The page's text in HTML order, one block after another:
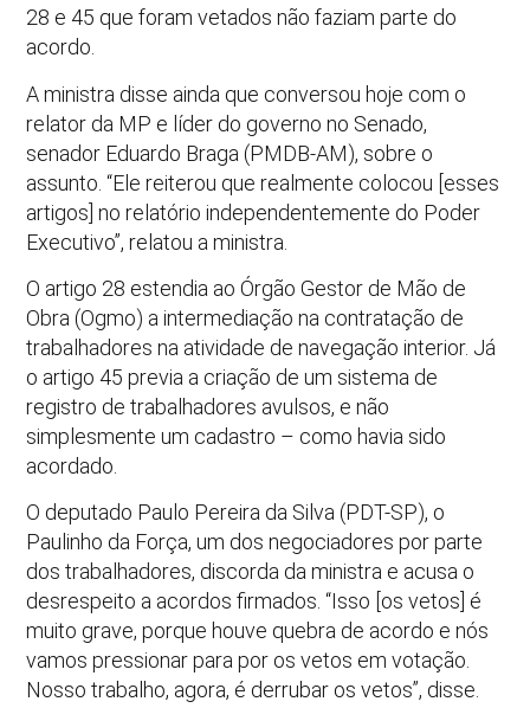
28 e 45 que foram vetados não faziam parte do
acordo.
A ministra disse ainda que conversou hoje com o
relator da MP e líder do governo no Senado,
senador Eduardo Braga (PMDB-AM), sobre o
assunto. “Ele reiterou que realmente colocou [esses
artigos] no relatório independentemente do Poder
Executivo”, relatou a ministra.
O artigo 28 estendia ao Órgão Gestor de Mão de
Obra (Ogmo) a intermediação na contratação de
trabalhadores na atividade de navegação interior. Já
o artigo 45 previa a criação de um sistema de
registro de trabalhadores avulsos, e não
simplesmente um cadastro – como havia sido
acordado.
O deputado Paulo Pereira da Silva (PDT-SP), o
Paulinho da Força, um dos negociadores por parte
dos trabalhadores, discorda da ministra e acusa o
desrespeito a acordos firmados. “Isso [os vetos] é
muito grave, porque houve quebra de acordo e nós
vamos pressionar para por os vetos em votação.
Nosso trabalho, agora, é derrubar os vetos”, disse.